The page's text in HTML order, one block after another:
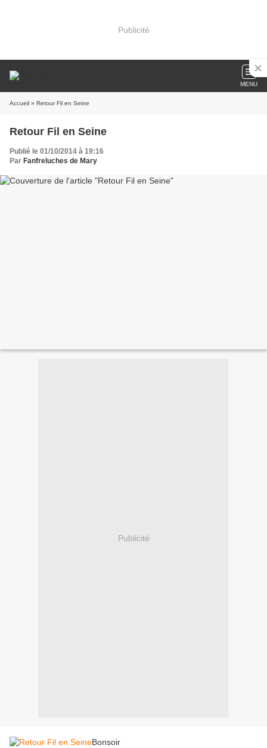
Publicité
MENU
Accueil » Retour Fil en Seine
Retour Fil en Seine
Publié le 01/10/2014 à 19:16
Par Fanfreluches de Mary
Publicité
Bonsoir